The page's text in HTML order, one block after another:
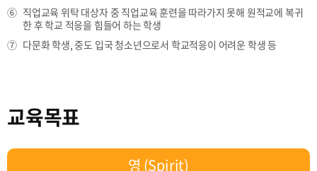
직업교육 위탁 대상자 중 직업교육 훈련을 따라가지 못해 원적교에 복귀
한 후 학교 적응을 힘들어 하는 학생
다문화 학생, 중도 입국 청소년으로서 학교적응이 어려운 학생 등
교육목표
영 (Spirit)